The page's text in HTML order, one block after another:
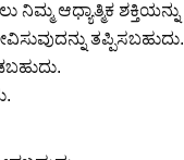
ಆಧ್ಯಾತ್ಮಿಕ ಶಕ್ತಿಯನ್ನು
ತಪ್ಪಿಸಬಹುದು.